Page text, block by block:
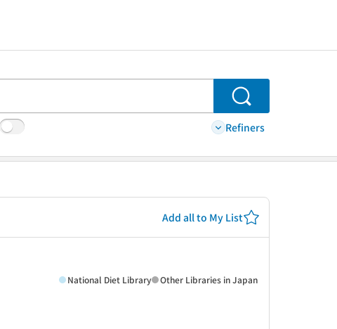
Search
Refiners
Add all to My List
National Diet Library Other Libraries in Japan